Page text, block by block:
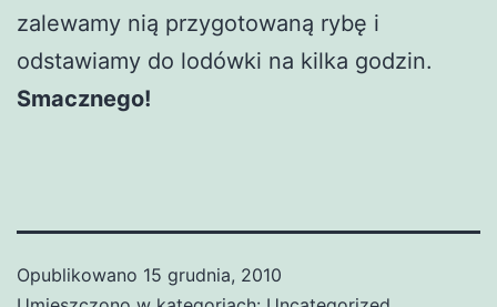
zalewamy nią przygotowaną rybę i
odstawiamy do lodówki na kilka godzin.
Smacznego!
Opublikowano 15 grudnia, 2010